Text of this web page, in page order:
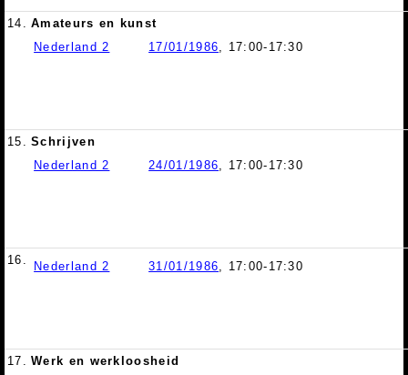
14. Amateurs en kunst
Nederland 2
17/01/1986, 17:00-17:30
15. Schrijven
Nederland 2
24/01/1986, 17:00-17:30
16. Nederland 2 31/01/1986, 17:00-17:30
17. Werk en werkloosheid